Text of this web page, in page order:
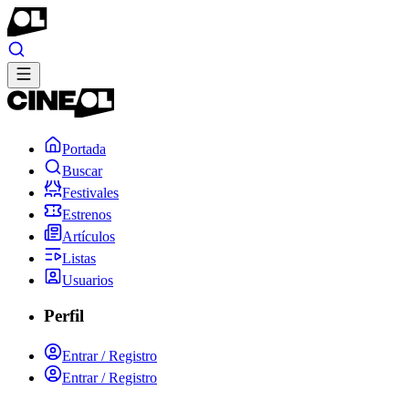
Portada
Buscar
Festivales
Estrenos
Artículos
Listas
Usuarios
Perfil
Entrar / Registro
Entrar / Registro